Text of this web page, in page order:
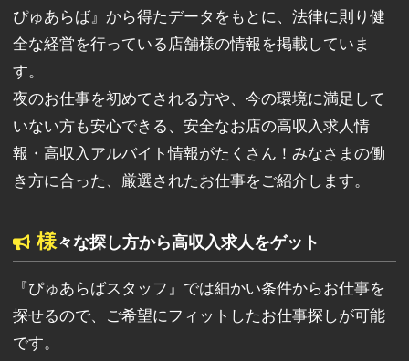
ぴゅあらば』から得たデータをもとに、法律に則り健
全な経営を行っている店舗様の情報を掲載していま
す。
夜のお仕事を初めてされる方や、今の環境に満足して
いない方も安心できる、安全なお店の高収入求人情
報・高収入アルバイト情報がたくさん！みなさまの働
き方に合った、厳選されたお仕事をご紹介します。
様々な探し方から高収入求人をゲット
『ぴゅあらばスタッフ』では細かい条件からお仕事を
探せるので、ご希望にフィットしたお仕事探しが可能
です。